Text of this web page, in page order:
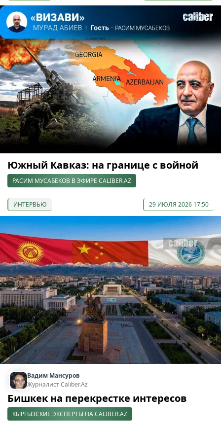
Южный Кавказ: на границе с войной
РАСИМ МУСАБЕКОВ В ЭФИРЕ CALIBER.AZ
ИНТЕРВЬЮ 29 ИЮЛЯ 2026 17:50
Вадим Мансуров
Журналист Caliber.Az
Бишкек на перекрестке интересов
КЫРГЫЗСКИЕ ЭКСПЕРТЫ НА CALIBER.AZ